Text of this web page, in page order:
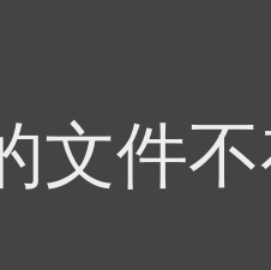
文件